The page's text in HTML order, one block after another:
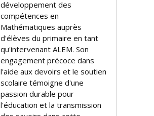
développement des
compétences en
Mathématiques auprès
d'élèves du primaire en tant
qu'intervenant ALEM. Son
engagement précoce dans
l'aide aux devoirs et le soutien
scolaire témoigne d'une
passion durable pour
l'éducation et la transmission